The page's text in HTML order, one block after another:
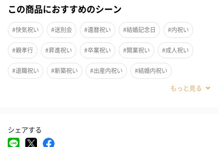
世界で愛されるチョコレートブランド「GODIVA（ゴディバ）」
のラングドシャクッキーと、言葉にできない想いを花言葉と本物
の花で伝える「hikka（ヒッカ）」のミニブーケのギフトセットで
ラングドシャクッキーアソートメント（8枚入）
この商品におすすめのシーン
#快気祝い #送別会 #還暦祝い #結婚記念日 #内祝い
#親孝行 #昇進祝い #卒業祝い #開業祝い #成人祝い
#退職祝い #新築祝い #出産内祝い #結婚内祝い
#喜寿祝い
#父の日
シェアする